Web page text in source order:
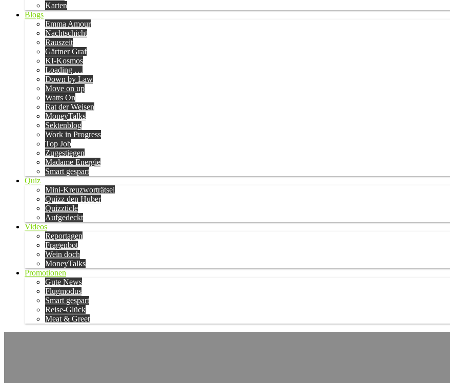
Karten
Blogs
Emma Amour
Nachtschicht
Rauszeit
Gärtner Graf
KI-Kosmos
Loading …
Down by Law
Move on up
Watts On
Rat der Weisen
MoneyTalks
Sektenblog
Work in Progress
Top Job
Zugestiegen
Madame Energie
Smart gespart
Quiz
Mini-Kreuzworträtsel
Quizz den Huber
Quizzticle
Aufgedeckt
Videos
Reportagen
Fragenbot
Wein doch
MoneyTalks
Promotionen
Gute News
Flugmodus
Smart gespart
Reise-Glück
Meat & Greet